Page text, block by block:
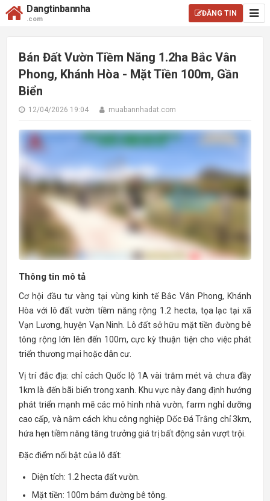
Dangtinbannha
.com
ĐĂNG TIN
Bán Đất Vườn Tiềm Năng 1.2ha Bắc Vân
Phong, Khánh Hòa - Mặt Tiền 100m, Gần
Biển
12/04/2026 19:04 muabannhadat.com
Thông tin mô tả
Cơ hội đầu tư vàng tại vùng kinh tế Bắc Vân Phong, Khánh
Hòa với lô đất vườn tiềm năng rộng 1.2 hecta, tọa lạc tại xã
Vạn Lương, huyện Vạn Ninh. Lô đất sở hữu mặt tiền đường bê
tông rộng lớn lên đến 100m, cực kỳ thuận tiện cho việc phát
triển thương mại hoặc dân cư.
Vị trí đắc địa: chỉ cách Quốc lộ 1A vài trăm mét và chưa đầy
1km là đến bãi biển trong xanh. Khu vực này đang định hướng
phát triển mạnh mẽ các mô hình nhà vườn, farm nghỉ dưỡng
cao cấp, và nằm cách khu công nghiệp Dốc Đá Trắng chỉ 3km,
hứa hẹn tiềm năng tăng trưởng giá trị bất động sản vượt trội.
Đặc điểm nổi bật của lô đất:
Diện tích: 1.2 hecta đất vườn.
Mặt tiền: 100m bám đường bê tông.